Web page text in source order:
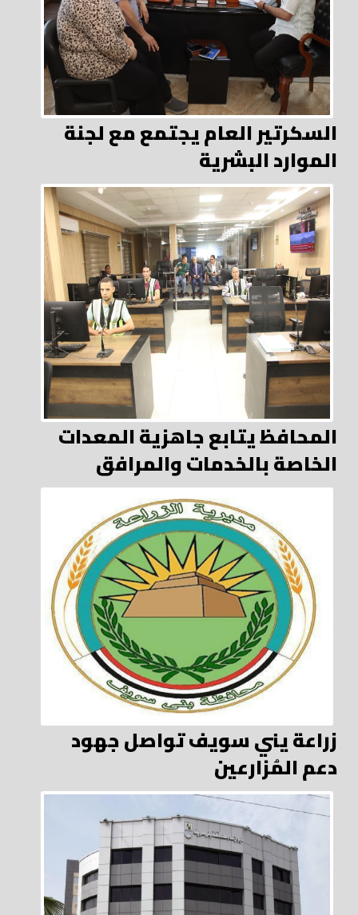
السكرتير العام يجتمع مع لجنة
الموارد البشرية
المحافظ يتابع جاهزية المعدات
الخاصة بالخدمات والمرافق
زراعة يني سويف تواصل جهود
دعم المُزارعين